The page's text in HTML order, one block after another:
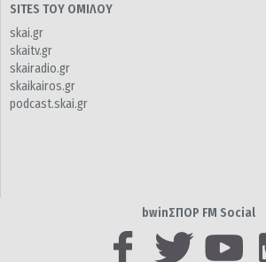
SITES ΤΟΥ ΟΜΙΛΟΥ
skai.gr
skaitv.gr
skairadio.gr
skaikairos.gr
podcast.skai.gr
bwinΣΠΟΡ FM Social